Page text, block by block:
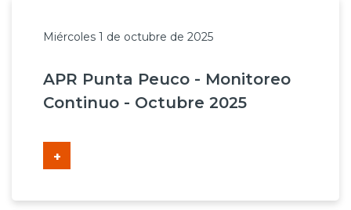
Miércoles 1 de octubre de 2025
APR Punta Peuco - Monitoreo
Continuo - Octubre 2025
+